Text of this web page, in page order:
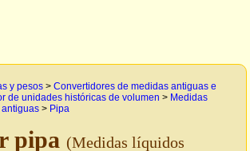
y pesos > Convertidores de medidas antiguas e
de unidades históricas de volumen > Medidas
antiguas > Pipa
pipa (Medidas líquidos